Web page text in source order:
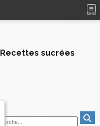
MENU
Recettes sucrées